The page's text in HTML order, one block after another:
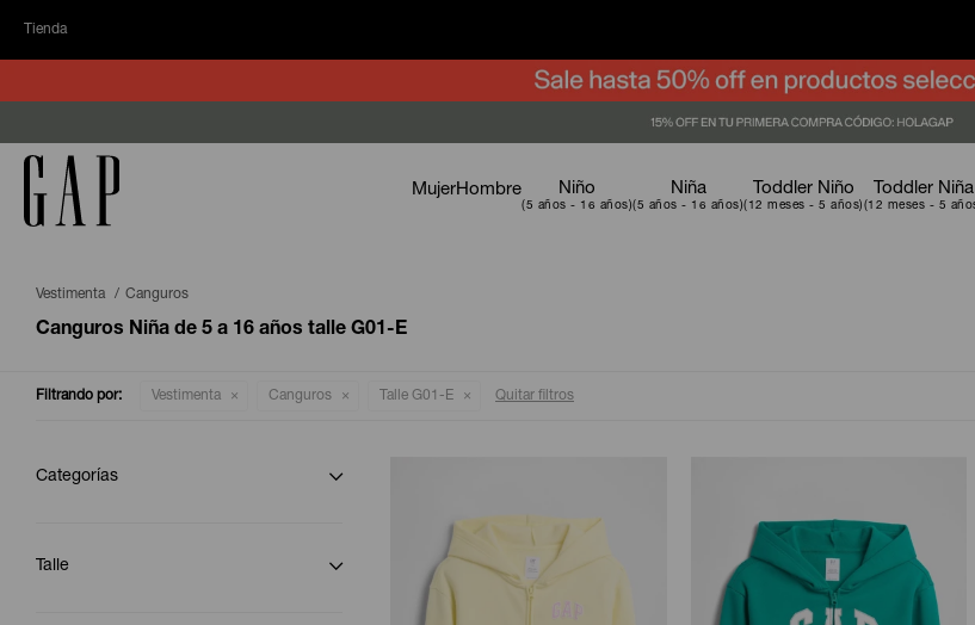
Tienda
MujerHombre Niño Niña Toddler Niño Toddler Niña
Vestimenta Canguros
Canguros Niña de 5 a 16 años talle G01-E
Filtrando por: Vestimenta Canguros Talle G01-E Quitar filtros
Categorías
Talle